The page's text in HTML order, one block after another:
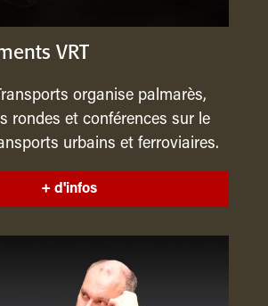
VRT
organise palmarès,
rondes et conférences sur le
urbains et ferroviaires.
+ d'infos